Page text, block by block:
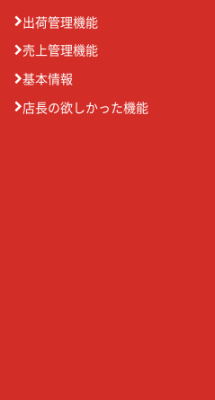
出荷管理機能
売上管理機能
基本情報
店長の欲しかった機能